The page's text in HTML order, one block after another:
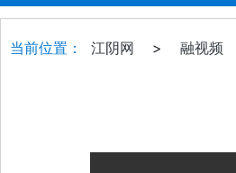
当前位置： 江阴网 > 融视频